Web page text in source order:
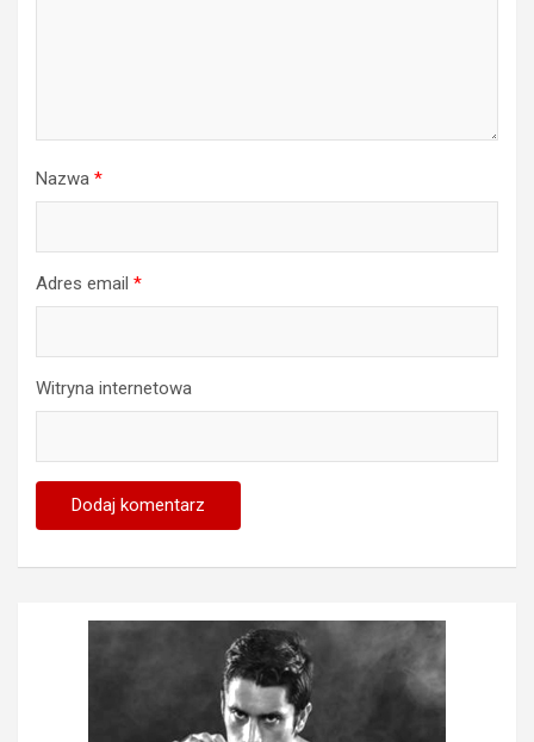
Nazwa *
Adres email *
Witryna internetowa